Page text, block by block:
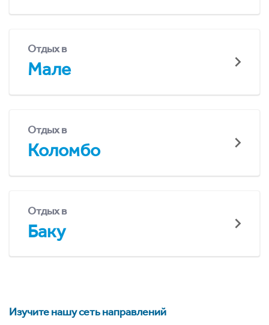
Отдых в
Мале
Отдых в
Коломбо
Отдых в
Баку
Изучите нашу сеть направлений